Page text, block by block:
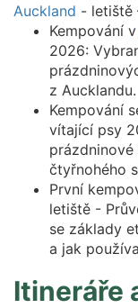
Auckland -
Kempování v
2026:
z Aucklandu.
Kempování
vítající psy
čtyřnohého
První
letiště -
se základy
a jak
Itineráře